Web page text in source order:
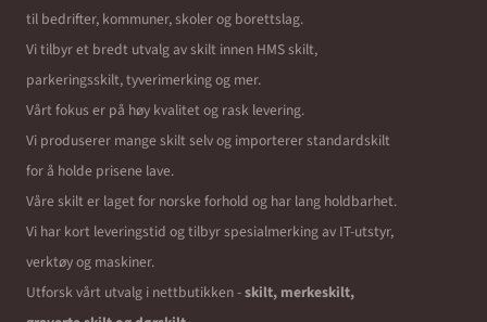
til bedrifter, kommuner, skoler og borettslag.
Vi tilbyr et bredt utvalg av skilt innen HMS skilt,
parkeringsskilt, tyverimerking og mer.
Vårt fokus er på høy kvalitet og rask levering.
Vi produserer mange skilt selv og importerer standardskilt
for å holde prisene lave.
Våre skilt er laget for norske forhold og har lang holdbarhet.
Vi har kort leveringstid og tilbyr spesialmerking av IT-utstyr,
verktøy og maskiner.
Utforsk vårt utvalg i nettbutikken -skilt, merkeskilt,